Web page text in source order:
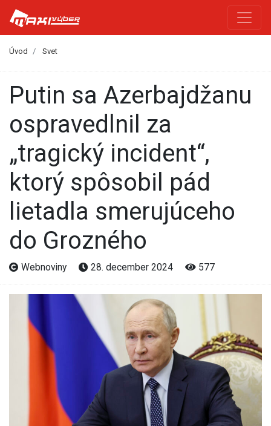
Úvod Svet
Putin sa Azerbajdžanu
ospravedlnil za
„tragický incident“,
ktorý spôsobil pád
lietadla smerujúceho
do Grozného
Webnoviny 28. december 2024 577